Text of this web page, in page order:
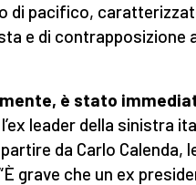
di pacifico,
e di contrapposizione
è stato
leader della sinistra
da Carlo Calenda,
grave che un ex